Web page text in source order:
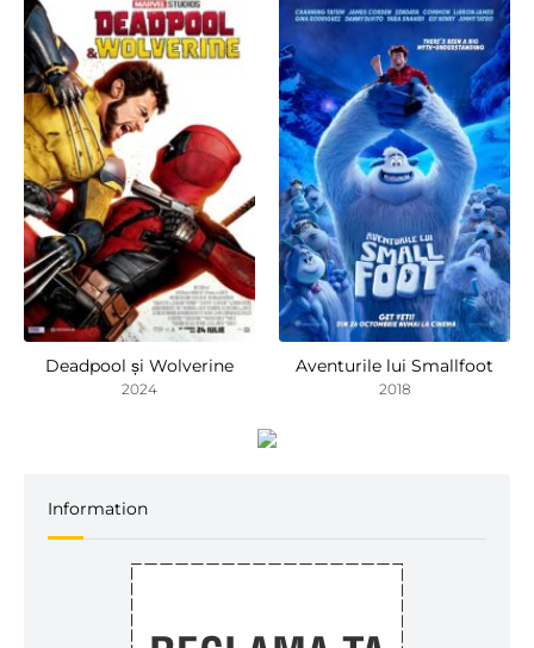
Deadpool și Wolverine
2024
Aventurile lui Smallfoot
2018
Information